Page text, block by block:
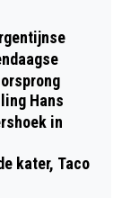
Hans
in
kater, Taco